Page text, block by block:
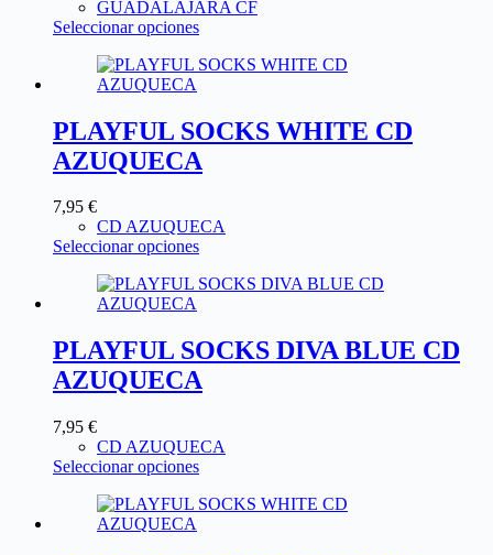
GUADALAJARA CF
Seleccionar opciones
PLAYFUL SOCKS WHITE CD
AZUQUECA
7,95 €
CD AZUQUECA
Seleccionar opciones
PLAYFUL SOCKS DIVA BLUE CD
AZUQUECA
7,95 €
CD AZUQUECA
Seleccionar opciones